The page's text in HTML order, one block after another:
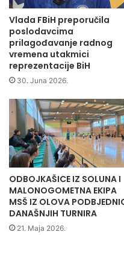
Pres služba ZDK
p
e
n
d
i
s
t
o
r
a
č
k
e
p
o
Vlada FBiH preporučila
poslodavcima
prilagođavanje radnog
vremena utakmici
reprezentacije BiH
30. Juna 2026.
ODBOJKAŠICE IZ SOLUNA I
MALONOGOMETNA EKIPA
MSŠ IZ OLOVA
DANAŠNJIH TURNIRA
21. Maja 2026.